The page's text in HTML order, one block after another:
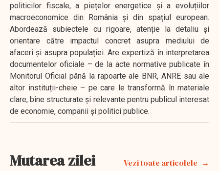
politicilor fiscale, a piețelor energetice și a evoluțiilor
macroeconomice din România și din spațiul european.
Abordează subiectele cu rigoare, atenție la detaliu și
orientare către impactul concret asupra mediului de
afaceri și asupra populației. Are expertiză în interpretarea
documentelor oficiale – de la acte normative publicate în
Monitorul Oficial până la rapoarte ale BNR, ANRE sau ale
altor instituții-cheie – pe care le transformă în materiale
clare, bine structurate și relevante pentru publicul interesat
de economie, companii și politici publice.
Mutarea zilei Vezi toate articolele